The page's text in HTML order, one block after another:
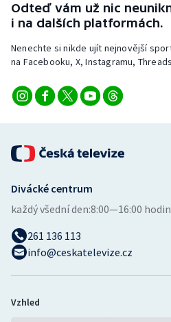
Vodní slalom
Volejbal
Ostatní
Odteď vám už nic
i na dalších platformách.
Nenechte si nikde ujít nejnovější
na Facebooku, X, Instagramu,
Divácké centrum
každý všední den:8:00—16:00 hodin
261 136 113
info@ceskatelevize.cz
Vzhled